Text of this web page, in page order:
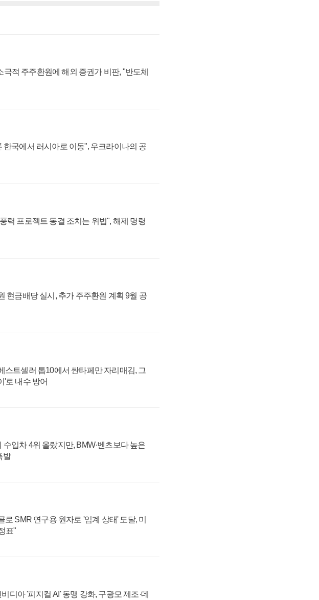
적 주주환원에 해외 증권가 비판, "반도체
한국에서 러시아로 이동", 우크라이나의 공
력 프로젝트 동결 조치는 위법", 해제 명령
현금배당 실시, 추가 주주환원 계획 9월 공
스트셀러 톱10에서 싼타페만 자리매김, 그
'로 내수 방어
입차 4위 올랐지만, BMW·벤츠보다 높은
발
로 SMR 연구용 원자로 '임계 상태' 도달, 미
표"
디아 '피지컬 AI' 동맹 강화, 구광모 제조·데